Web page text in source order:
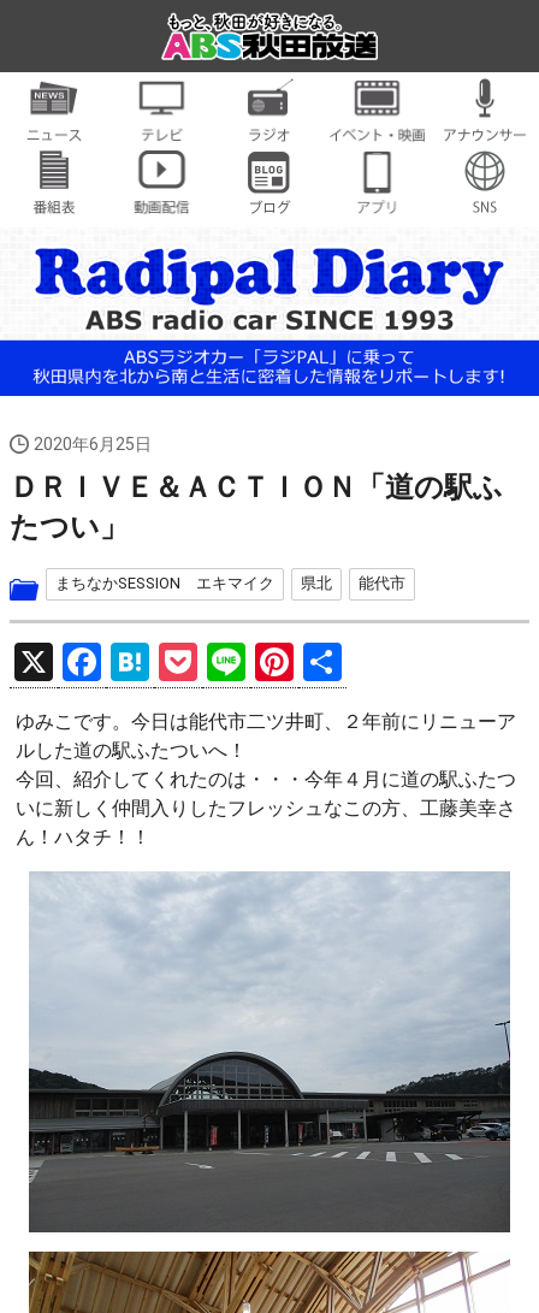
2020年6月25日
ＤＲＩＶＥ＆ＡＣＴＩＯＮ「道の駅ふ
たつい」
まちなかSESSION エキマイク 県北 能代市
X
F
a
ce
b
o
o
k
H
at
e
n
a
P
o
ck
et
Li
n
e
Pi
nt
er
es
t
有
ゆみこです。今日は能代市二ツ井町、２年前にリニューア
ルした道の駅ふたついへ！
今回、紹介してくれたのは・・・今年４月に道の駅ふたつ
いに新しく仲間入りしたフレッシュなこの方、工藤美幸さ
ん！ハタチ！！